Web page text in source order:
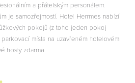
a přátelským personálem.
je samozřejmostí. Hotel Herrmes nabízí
pokojů (z toho jeden pokoj
místa na uzavřeném hotelovém
hosty zdarma.